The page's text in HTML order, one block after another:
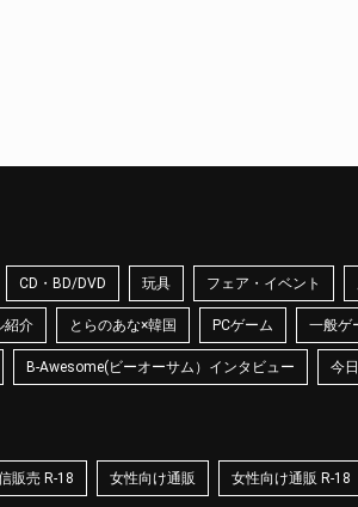
CD・BD/DVD 玩具 フェア・イベント
紹介 とらのあな×韓国 PCゲーム 一般ゲ
B-Awesome(ビーオーサム）インタビュー 今
販売 R-18 女性向け通販 女性向け通販 R-18